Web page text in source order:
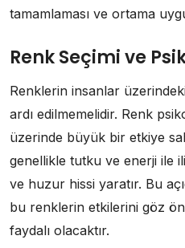
tamamlaması ve ortama
Renk Seçimi ve
Renklerin insanlar
ardı edilmemelidir. Renk
üzerinde büyük bir etkiye
genellikle tutku ve enerji ile
ve huzur hissi yaratır. Bu
bu renklerin etkilerini göz
faydalı olacaktır.